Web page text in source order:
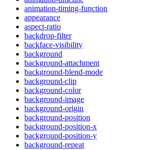
animation-timing-function
appearance
aspect-ratio
backdrop-filter
backface-visibility
background
background-attachment
background-blend-mode
background-clip
background-color
background-image
background-origin
background-position
background-position-x
background-position-y
background-repeat